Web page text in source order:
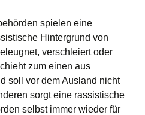
spielen eine
Hintergrund von
verschleiert oder
zum einen aus
soll vor dem Ausland nicht
sorgt eine rassistische
selbst immer wieder für